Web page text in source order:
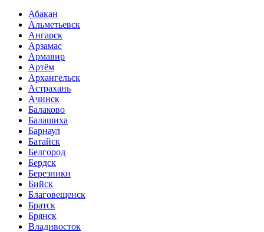
Абакан
Альметьевск
Ангарск
Арзамас
Армавир
Артём
Архангельск
Астрахань
Ачинск
Балаково
Балашиха
Барнаул
Батайск
Белгород
Бердск
Березники
Бийск
Благовещенск
Братск
Брянск
Владивосток